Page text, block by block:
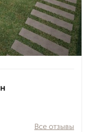
Все отзывы